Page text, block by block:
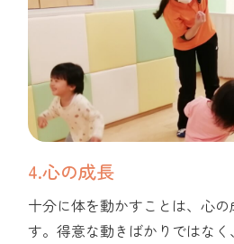
4.心の成長
十分に体を動かすことは、心
す。得意な動きばかりではな